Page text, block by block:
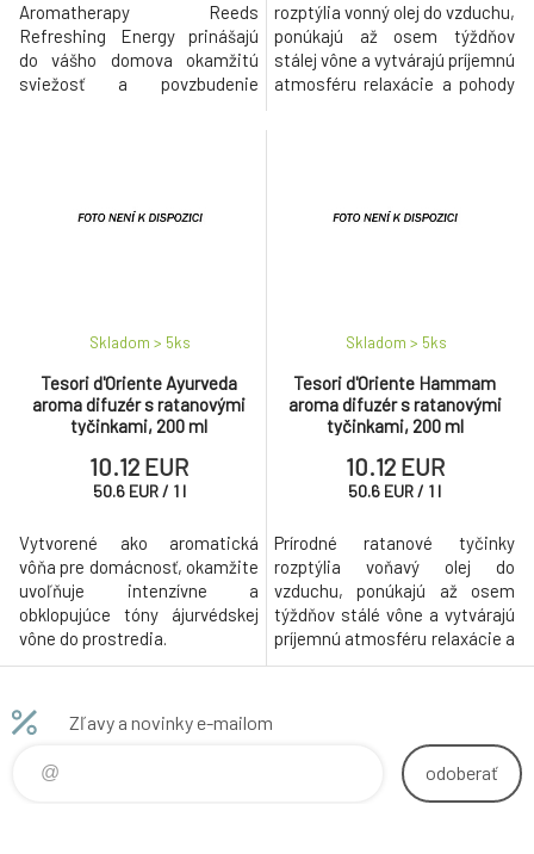
Aromatherapy Reeds
Refreshing Energy prinášajú
do vášho domova okamžitú
sviežosť a povzbudenie
rozptýlia vonný olej do vzduchu,
ponúkajú až osem týždňov
stálej vône a vytvárajú príjemnú
atmosféru relaxácie a pohody
Tesori d'Oriente Ayurveda
aroma difuzér s ratanovými
tyčinkami, 200 ml
Skladom > 5ks
10.12 EUR
50.6 EUR / 1 l
Vytvorené ako aromatická
vôňa pre domácnosť, okamžite
uvoľňuje intenzívne a
obklopujúce tóny ájurvédskej
vône do prostredia.
Tesori d'Oriente Hammam
aroma difuzér s ratanovými
tyčinkami, 200 ml
Skladom > 5ks
10.12 EUR
50.6 EUR/ 1 l
Prírodné ratanové tyčinky
rozptýlia voňavý olej do
vzduchu, ponúkajú až osem
týždňov stálé vône a vytvárajú
príjemnú atmosféru relaxácie a
pohody vo všetkých
Zľavy a novinky e-mailom
odoberať